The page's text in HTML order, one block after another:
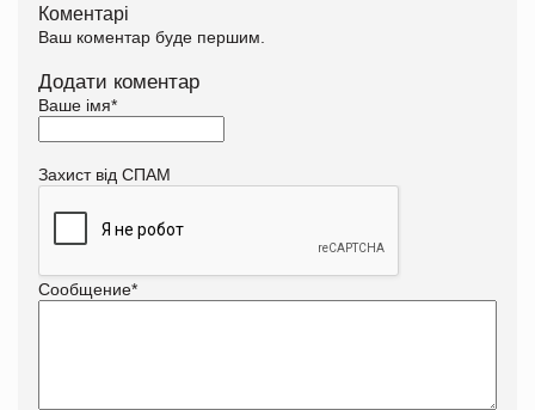
Коментарі
Ваш коментар буде першим.
Додати коментар
Ваше імя*
Захист від СПАМ
Сообщение*